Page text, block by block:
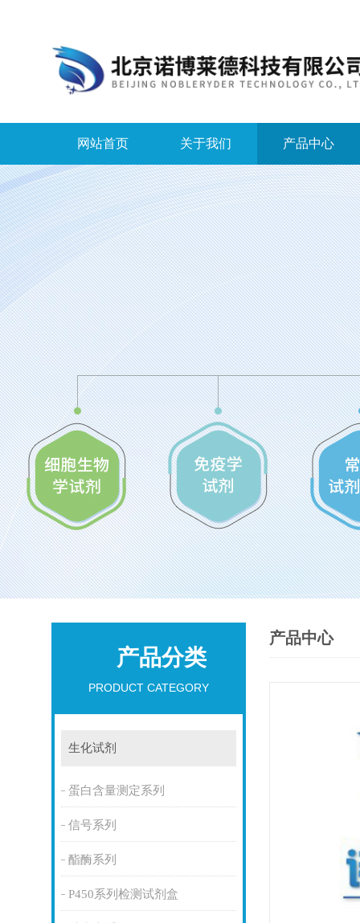
网站首页 关于我们 产品中心
产品分类
PRODUCT CATEGORY
生化试剂
蛋白含量测定系列
信号系列
酯酶系列
P450系列检测试剂盒
产品中心